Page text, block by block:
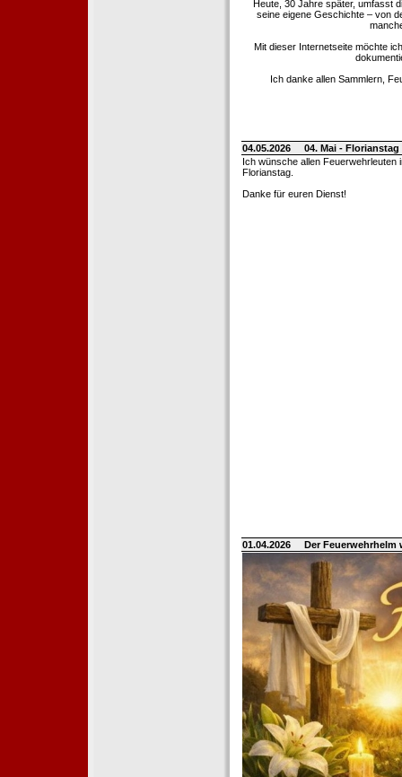
Heute, 30 Jahre später, umfasst
seine eigene Geschichte – von
Mit dieser Internetseite möchte
Ich danke allen Sammlern,
04.05.2026
04. Mai -
Ich wünsche allen Feuerwehrleuten
Florianstag.
Danke für euren Dienst!
01.04.2026 Der